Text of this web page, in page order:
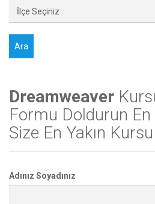
Dreamweaver
Formu Doldurun En
Size En Yakın
Adınız Soyadınız